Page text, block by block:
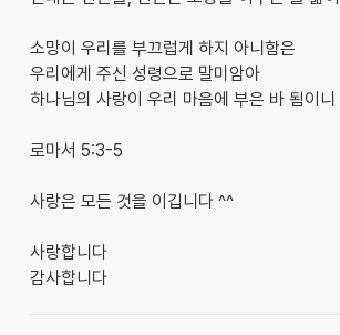
소망이 우리를 부끄럽게 하지 아니함은
우리에게 주신 성령으로 말미암아
하나님의 사랑이 우리 마음에 부은 바 됨이니
로마서 5:3-5
사랑은 모든 것을 이깁니다 ^^
사랑합니다
감사합니다